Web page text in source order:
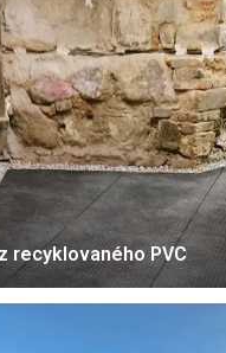
recyklovaného PVC